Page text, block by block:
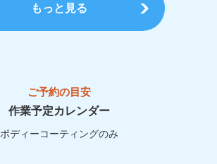
もっと見る
ご予約の目安
作業予定カレンダー
ボディーコーティングのみ